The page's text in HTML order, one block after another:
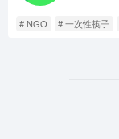
# NGO # 一次性筷子